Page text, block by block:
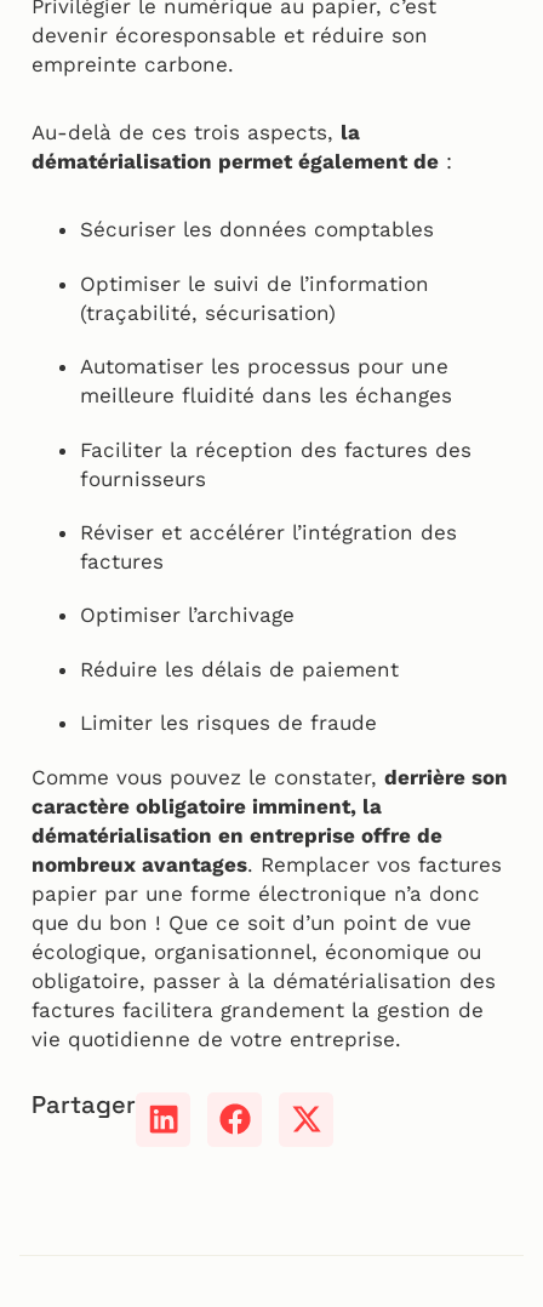
Privilégier le numérique au papier, c’est
devenir écoresponsable et réduire son
empreinte carbone.
Au-delà de ces trois aspects, la
dématérialisation permet également de :
Sécuriser les données comptables
Optimiser le suivi de l’information
(traçabilité, sécurisation)
Automatiser les processus pour une
meilleure fluidité dans les échanges
Faciliter la réception des factures des
fournisseurs
Réviser et accélérer l’intégration des
factures
Optimiser l’archivage
Réduire les délais de paiement
Limiter les risques de fraude
Comme vous pouvez le constater, derrière son
caractère obligatoire imminent, la
dématérialisation en entreprise offre de
nombreux avantages. Remplacer vos factures
papier par une forme électronique n’a donc
que du bon ! Que ce soit d’un point de vue
écologique, organisationnel, économique ou
obligatoire, passer à la dématérialisation des
factures facilitera grandement la gestion de
vie quotidienne de votre entreprise.
Partager